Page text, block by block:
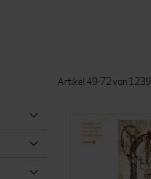
Artikel 49-72von 1239